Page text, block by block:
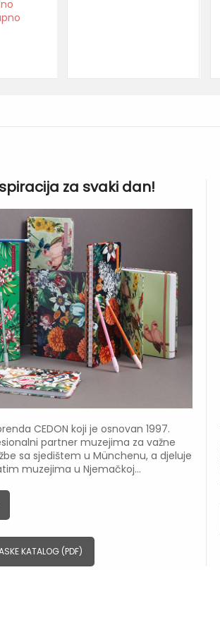
za svaki dan!
CEDON koji je osnovan 1997.
partner muzejima za važne
sa sjedištem u Münchenu, a djeluje
muzejima u Njemačkoj…
KATALOG (PDF)